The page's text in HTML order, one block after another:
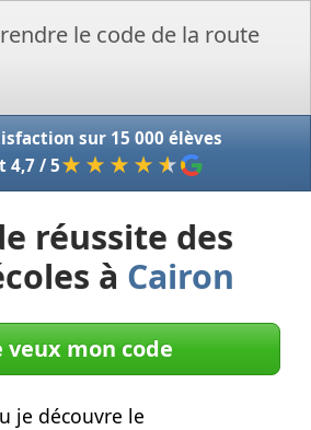
sur 15 000 élèves
4,7 / 5★★★★ ★
réussite des
à Cairon
veux mon code
je découvre le